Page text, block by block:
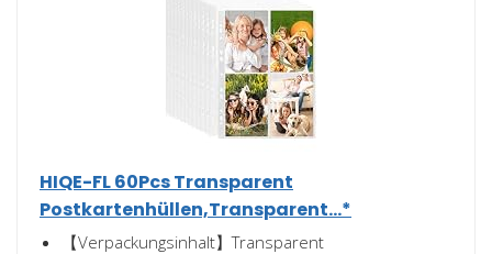
HIQE-FL 60Pcs Transparent
Postkartenhüllen,Transparent...*
【Verpackungsinhalt】Transparent